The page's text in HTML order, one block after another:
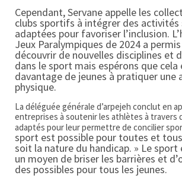
Cependant, Servane appelle les
clubs sportifs à intégrer des activités
adaptées pour favoriser l’inclusion.
Jeux Paralympiques de 2024 a
découvrir de nouvelles disciplines et
dans le sport mais espérons que cela
davantage de jeunes à pratiquer une
physique.
La déléguée générale d’arpejeh conclut en
entreprises à soutenir les athlètes à travers
adaptés pour leur permettre de concilier
sport est possible pour toutes et
soit la nature du handicap. » Le sport
un moyen de briser les barrières et
des possibles pour tous les jeunes.